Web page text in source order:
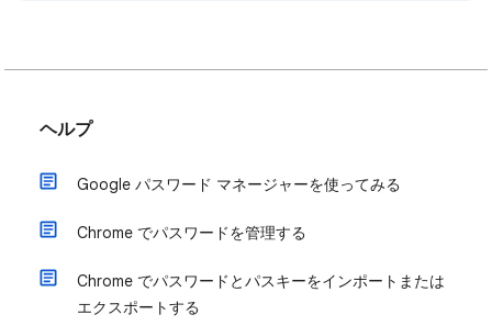
ヘルプ
Google パスワード マネージャーを使ってみる
Chrome でパスワードを管理する
Chrome でパスワードとパスキーをインポートまたは
エクスポートする